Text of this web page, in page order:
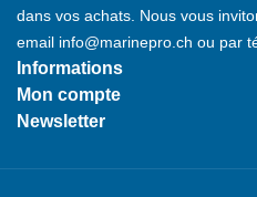
dans vos achats. Nous vous
email info@marinepro.ch ou par
Informations
Mon compte
Newsletter